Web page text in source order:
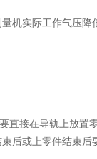
机实际工作气压降
直接在导轨上放置
后或上零件结束后